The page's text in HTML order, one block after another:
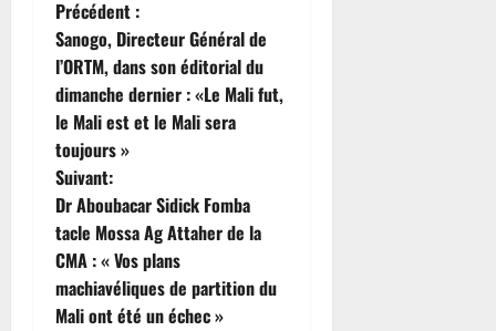
N
a
v
i
g
a
t
Précédent :
Sanogo, Directeur Général de
l’ORTM, dans son éditorial du
dimanche dernier : «Le Mali fut,
le Mali est et le Mali sera
toujours »
Suivant:
Dr Aboubacar Sidick Fomba
tacle Mossa Ag Attaher de la
CMA : « Vos plans
machiavéliques de partition du
Mali ont été un échec »